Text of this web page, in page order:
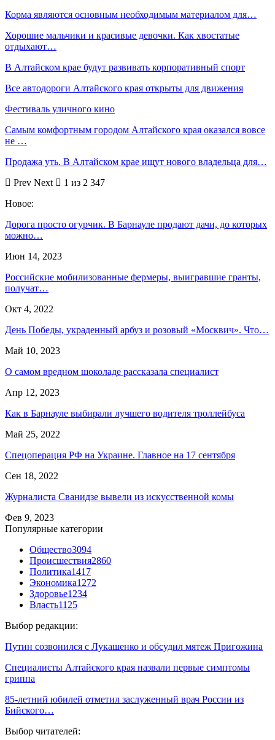
Корма являются основным необходимым материалом для…
Хорошие мальчики и красивые девочки. Как хвостатые
отдыхают…
В Алтайском крае будут развивать корпоративный спорт
Все автодороги Алтайского края открыты для движения
Фестиваль уличного кино
Самым комфортным городом Алтайского края оказался вовсе
не …
Продажа уть. В Алтайском крае ищут нового владельца для…
Prev Next
1 из 2 347
Новое:
Дорога просто огурчик. В Барнауле продают дачи, до которых
можно…
Июн 14, 2023
Российские мобилизованные фермеры, выигравшие гранты,
получат…
Окт 4, 2022
День Победы, украденный арбуз и розовый «Москвич». Что…
Май 10, 2023
О самом вредном шоколаде рассказала специалист
Апр 12, 2023
Как в Барнауле выбирали лучшего водителя троллейбуса
Май 25, 2022
Спецоперация РФ на Украине. Главное на 17 сентября
Сен 18, 2022
Журналиста Сванидзе вывели из искусственной комы
Фев 9, 2023
Популярные категории
Общество3094
Происшествия2860
Политика1417
Экономика1272
Здоровье1234
Власть1125
Выбор редакции:
Путин созвонился с Лукашенко и обсудил мятеж Пригожина
Специалисты Алтайского края назвали первые симптомы
гриппа
85-летний юбилей отметил заслуженный врач России из
Бийского…
Выбор читателей: